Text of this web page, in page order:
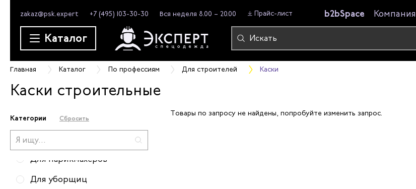
zakaz@psk.expert +7 (495) 103-30-30 Вся неделя 8.00 – 20.00 Прайс-лист b2bSpace Компания
Каталог
Главная Каталог По профессиям Для строителей Каски
Каски строительные
Категории Сбросить
Для врачей
Для монтажников
Для горничных
Для официантов
Для строителей
Для грузчиков
Для парикмахеров
Для уборщиц
Товары по запросу не найдены, попробуйте изменить запрос.